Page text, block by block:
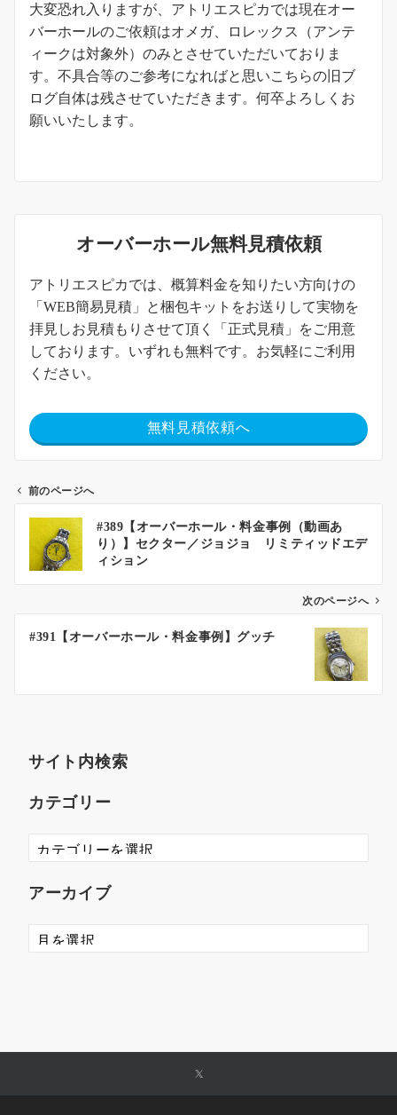
大変恐れ入りますが、アトリエスピカでは現在オー
バーホールのご依頼はオメガ、ロレックス（アンテ
ィークは対象外）のみとさせていただいておりま
す。不具合等のご参考になればと思いこちらの旧ブ
ログ自体は残させていただきます。何卒よろしくお
願いいたします。
オーバーホール無料見積依頼
アトリエスピカでは、概算料金を知りたい方向けの
「WEB簡易見積」と梱包キットをお送りして実物を
拝見しお見積もりさせて頂く「正式見積」をご用意
しております。いずれも無料です。お気軽にご利用
ください。
無料見積依頼へ
前のページへ
#389【オーバーホール・料金事例（動画あ
り）】セクター／ジョジョ リミティッドエデ
ィション
次のページへ
#391【オーバーホール・料金事例】グッチ
サイト内検索
カテゴリー
アーカイブ